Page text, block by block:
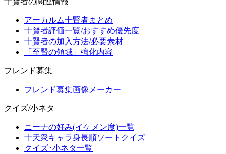
アーカルム十賢者まとめ
十賢者評価一覧/おすすめ優先度
十賢者の加入方法/必要素材
「至賢の領域」強化内容
フレンド募集
フレンド募集画像メーカー
クイズ/小ネタ
ニーナの好み(イケメン度)一覧
十天衆キャラ身長順ソートクイズ
クイズ･小ネタ一覧